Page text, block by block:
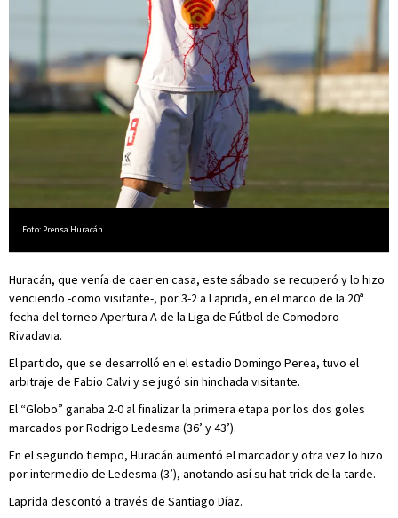
Foto: Prensa Huracán.
Huracán, que venía de caer en casa, este sábado se recuperó y lo hizo
venciendo -como visitante-, por 3-2 a Laprida, en el marco de la 20ª
fecha del torneo Apertura A de la Liga de Fútbol de Comodoro
Rivadavia.
El partido, que se desarrolló en el estadio Domingo Perea, tuvo el
arbitraje de Fabio Calvi y se jugó sin hinchada visitante.
El “Globo” ganaba 2-0 al finalizar la primera etapa por los dos goles
marcados por Rodrigo Ledesma (36’ y 43’).
En el segundo tiempo, Huracán aumentó el marcador y otra vez lo hizo
por intermedio de Ledesma (3’), anotando así su hat trick de la tarde.
Laprida descontó a través de Santiago Díaz.